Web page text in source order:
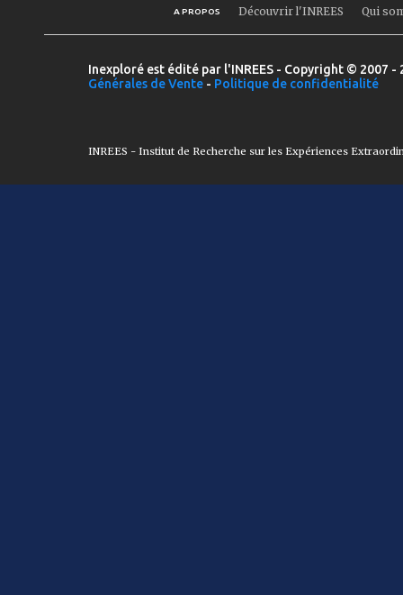
A PROPOS Découvrir l'INREES Qui
Inexploré est édité par l'INREES - Copyright © 2007
Générales de Vente - Politique de confidentialité
INREES - Institut de Recherche sur les Expériences